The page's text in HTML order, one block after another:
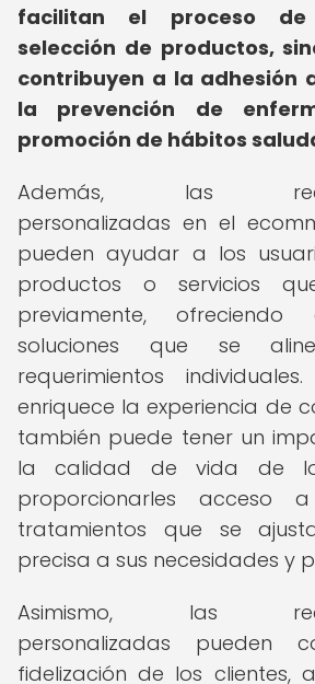
facilitan el proceso
selección de productos,
contribuyen a la adhesión
la prevención de
promoción de hábitos
Además, las
personalizadas en el
pueden ayudar a los
productos o servicios
previamente,
soluciones que se
requerimientos
enriquece la experiencia de
también puede tener un
la calidad de vida de
proporcionarles acceso
tratamientos que se
precisa a sus necesidades y
Asimismo, las
personalizadas pueden
fidelización de los clientes,